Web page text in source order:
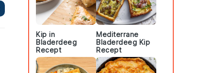
Kip in
Bladerdeeg
Recept
Mediterrane
Bladerdeeg Kip
Recept